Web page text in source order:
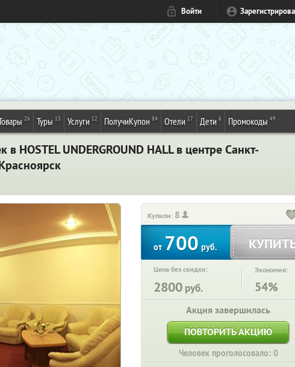
Войти
26 Туры 13 Услуги 12 ПолучиКупон 84 Отели 17 Дети 6 Промокоды 49
HOSTEL UNDERGROUND HALL в центре Санкт-
Купили: 8
от700руб.
Цена без скидки:
2800 руб.
Экономия:
54%
Акция завершилась
ПОВТОРИТЬ АКЦИЮ
Человек проголосовало: 0